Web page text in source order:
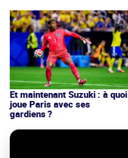
Et maintenant Suzuki : à quoi
joue Paris avec ses
gardiens ?